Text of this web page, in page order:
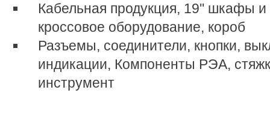
Кабельная продукция, 19'' шкафы
кроссовое оборудование, короб
Разъемы, соединители, кнопки,
индикации, Компоненты РЭА,
инструмент